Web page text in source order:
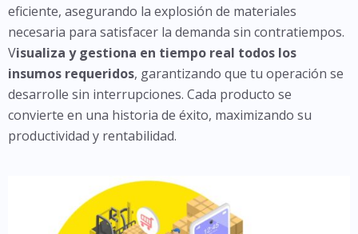
eficiente, asegurando la explosión de materiales
necesaria para satisfacer la demanda sin contratiempos.
Visualiza y gestiona en tiempo real todos los
insumos requeridos, garantizando que tu operación se
desarrolle sin interrupciones. Cada producto se
convierte en una historia de éxito, maximizando su
productividad y rentabilidad.